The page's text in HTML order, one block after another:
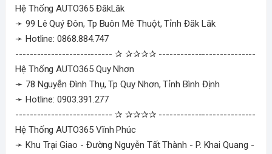
Hệ Thống AUTO365 ĐăkLăk
➛ 99 Lê Quý Đôn, Tp Buôn Mê Thuột, Tỉnh Đăk Lăk
➛ Hotline: 0868.884.747
--------------------------- ✰ ✰✰✰✰ ---------------------------
Hệ Thống AUTO365 Quy Nhơn
➛ 78 Nguyễn Đình Thụ, Tp Quy Nhơn, Tỉnh Bình Định
➛ Hotline: 0903.391.277
--------------------------- ✰ ✰✰✰✰ ---------------------------
Hệ Thống AUTO365 Vĩnh Phúc
➛ Khu Trại Giao - Đường Nguyễn Tất Thành - P. Khai Quang -